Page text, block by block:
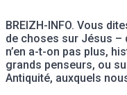
BREIZH-INFO. Vous
de choses sur Jésus –
n’en a-t-on pas plus,
grands penseurs, ou
Antiquité, auxquels